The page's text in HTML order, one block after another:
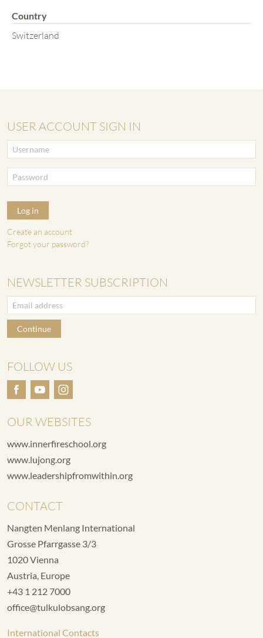
Country
Switzerland
USER ACCOUNT SIGN IN
Log in
Create an account
Forgot your password?
NEWSLETTER SUBSCRIPTION
Continue
FOLLOW US
OUR WEBSITES
www.innerfireschool.org
www.lujong.org
www.leadershipfromwithin.org
CONTACT
Nangten Menlang International
Grosse Pfarrgasse 3/3
1020 Vienna
Austria, Europe
+43 1 212 7000
office@tulkulobsang.org
International Contacts